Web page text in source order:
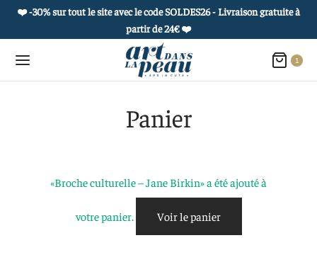
❤️ -30% sur tout le site avec le code SOLDES26 - Livraison gratuite à
partir de 24€❤️
1
Panier
«Broche culturelle – Jane Birkin» a été ajouté à
votre panier. Voir le panier
ÉPHÉMÈRES
et carnet culturel